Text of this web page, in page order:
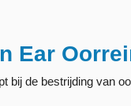
Ear
bij de bestrijding van